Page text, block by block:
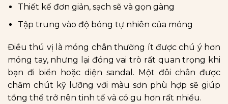
Thiết kế đơn giản, sạch sẽ và gọn gàng
Tập trung vào độ bóng tự nhiên của móng
Điều thú vị là móng chân thường ít được chú ý hơn
móng tay, nhưng lại đóng vai trò rất quan trọng khi
bạn đi biển hoặc diện sandal. Một đôi chân được
chăm chút kỹ lưỡng với màu sơn phù hợp sẽ giúp
tổng thể trở nên tinh tế và có gu hơn rất nhiều.